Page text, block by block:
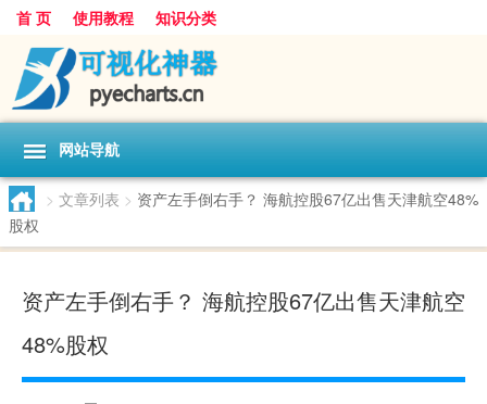
首 页 使用教程 知识分类
网站导航
> 文章列表 > 资产左手倒右手？ 海航控股67亿出售天津航空48%
股权
资产左手倒右手？ 海航控股67亿出售天津航空
48%股权